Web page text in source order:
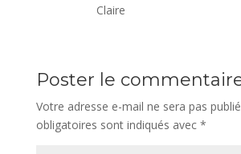
Claire
Poster le
Votre adresse e-mail ne sera pas
obligatoires sont indiqués avec *